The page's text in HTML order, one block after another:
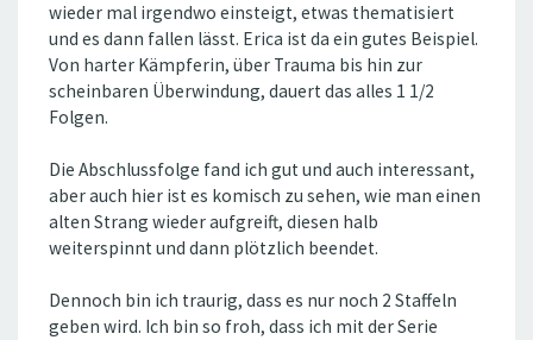
wieder mal irgendwo einsteigt, etwas thematisiert
und es dann fallen lässt. Erica ist da ein gutes Beispiel.
Von harter Kämpferin, über Trauma bis hin zur
scheinbaren Überwindung, dauert das alles 1 1/2
Folgen.
Die Abschlussfolge fand ich gut und auch interessant,
aber auch hier ist es komisch zu sehen, wie man einen
alten Strang wieder aufgreift, diesen halb
weiterspinnt und dann plötzlich beendet.
Dennoch bin ich traurig, dass es nur noch 2 Staffeln
geben wird. Ich bin so froh, dass ich mit der Serie